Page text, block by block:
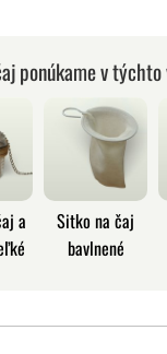
ponúkame v
a
Sitko na čaj
bavlnené